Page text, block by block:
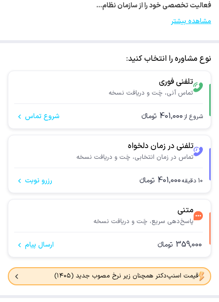
فعالیت تخصصی خود را از سازمان نظام…
مشاهده بیشتر
نوع مشاوره را انتخاب کنید:
تلفنی فوری
تماس آنی، چَت و دریافت نسخه
شروع از 401,000 تومانء شروع تماس
تلفنی در زمان دلخواه
تماس در زمان انتخابی، چَت و دریافت نسخه
10 دقیقه401,000 تومانء رزرو نوبت
متنی
پاسخ‌دهی سریع، چَت و دریافت نسخه
359,000 تومانء ارسال پیام
قیمت اسنپ‌دکتر همچنان زیر نرخ مصوب جدید (۱۴۰۵)